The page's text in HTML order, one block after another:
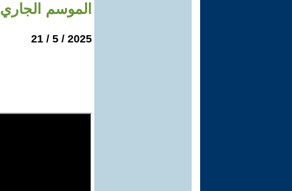
الموسم الجاري
2025 / 5 / 21